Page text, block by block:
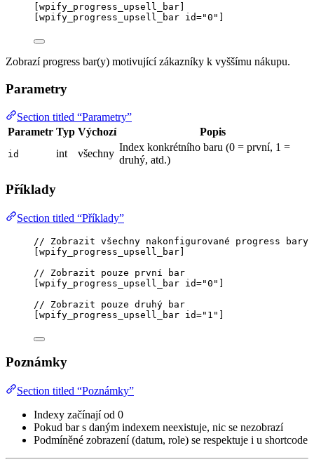
[wpify_progress_upsell_bar]
[wpify_progress_upsell_bar id="0"]
Zobrazí progress bar(y) motivující zákazníky k vyššímu nákupu.
Parametry
Section titled “Parametry”
Parametr Typ Výchozí Popis
id int všechny
Index konkrétního baru (0 = první, 1 =
druhý, atd.)
Příklady
Section titled “Příklady”
// Zobrazit všechny nakonfigurované progress bary
wpify_progress_upsell_bar
// Zobrazit pouze první bar
wpify_progress_upsell_bar id="0 "
// Zobrazit pouze druhý bar
wpify_progress_upsell_bar id=" 1 "
Poznámky
Section titled “Poznámky”
Indexy začínají od 0
Pokud bar s daným indexem neexistuje, nic se nezobrazí
Podmíněné zobrazení (datum, role) se respektuje i u shortcode